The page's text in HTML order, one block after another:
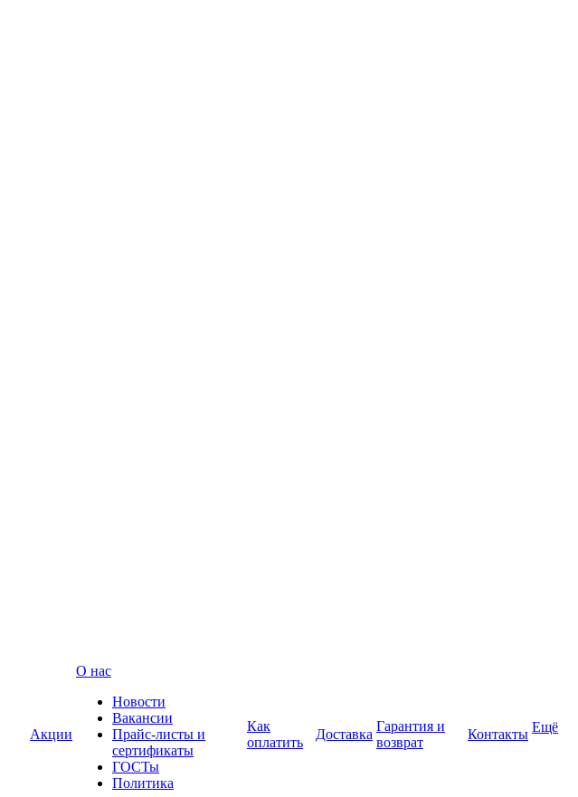
Акции
О нас
Новости
Вакансии
Прайс-листы и
сертификаты
ГОСТы
Политика
Как
оплатить
Доставка
Гарантия и
возврат
Контакты Ещё